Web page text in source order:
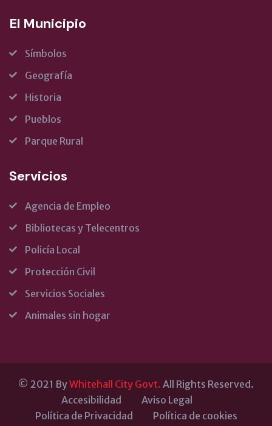
El Municipio
Símbolos
Geografía
Historia
Pueblos
Parque Rural
Servicios
Agencia de Empleo
Bibliotecas y Telecentros
Policía Local
Protección Civil
Servicios Sociales
Animales sin hogar
© 2021 ByWhitehall City Govt. All Rights Reserved.
Accesibilidad
Aviso Legal
Política de Privacidad
Política de cookies